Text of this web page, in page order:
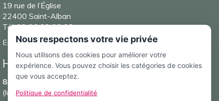
19 rue de l’Église
22400 Saint-Alban
Tél. 02 96 32 98 98
Email :mairie@saintalban.fr
Horaires d’ouverture de la Mairie
8h30-12h et 13h30-17h15
(lundi, mardi, mercredi et vendredi)
Nous respectons votre vie privée
Nous utilisons des cookies pour améliorer votre
expérience. Vous pouvez choisir les catégories de cookies
que vous acceptez.
Politique de confidentialité